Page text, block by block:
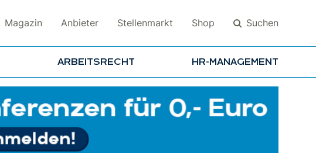
Magazin Anbieter Stellenmarkt Shop Suchen
ARBEITSRECHT HR-MANAGEMENT
Suchen